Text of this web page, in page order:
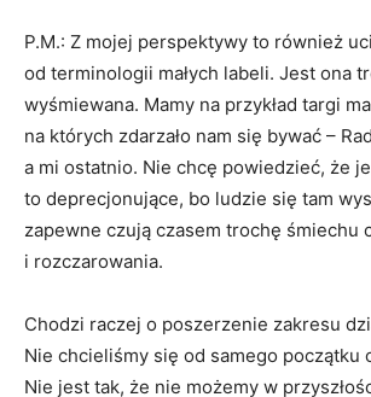
P.M.: Z mojej perspektywy to również
od terminologii małych labeli. Jest ona
wyśmiewana. Mamy na przykład targi
na których zdarzało nam się bywać –
a mi ostatnio. Nie chcę powiedzieć, że
to deprecjonujące, bo ludzie się tam
zapewne czują czasem trochę śmiechu
i rozczarowania.
Chodzi raczej o poszerzenie zakresu
Nie chcieliśmy się od samego początku
Nie jest tak, że nie możemy w